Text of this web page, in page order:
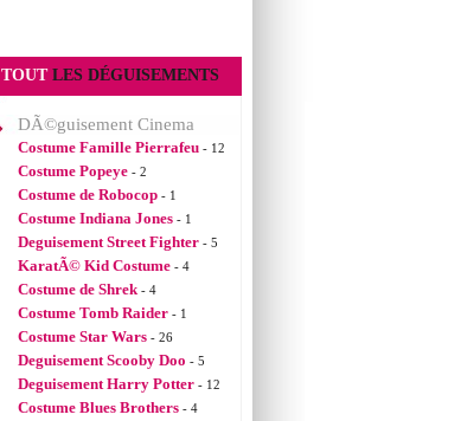
TOUT LES DÉGUISEMENTS
DÃ©guisement Cinema
Costume Famille Pierrafeu - 12
Costume Popeye - 2
Costume de Robocop - 1
Costume Indiana Jones - 1
Deguisement Street Fighter - 5
KaratÃ© Kid Costume - 4
Costume de Shrek - 4
Costume Tomb Raider - 1
Costume Star Wars - 26
Deguisement Scooby Doo - 5
Deguisement Harry Potter - 12
Costume Blues Brothers - 4